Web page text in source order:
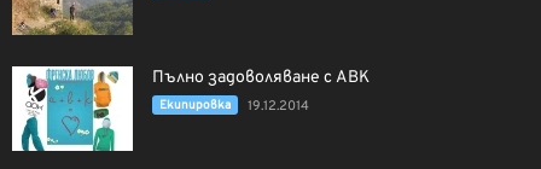
Пълно задоволяване с ABK
Екипировка 19.12.2014